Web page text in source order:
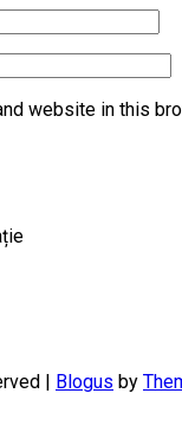
website in this
Blogus by